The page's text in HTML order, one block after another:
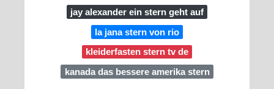
jay alexander ein stern geht auf
la jana stern von rio
kleiderfasten stern tv de
kanada das bessere amerika stern